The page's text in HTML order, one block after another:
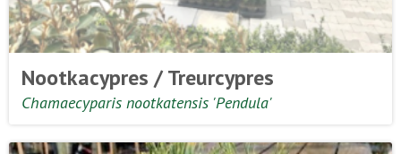
Nootkacypres / Treurcypres
Chamaecyparis nootkatensis 'Pendula'